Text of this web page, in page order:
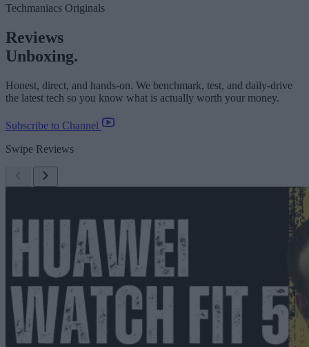
Techmaniacs Originals
Reviews
Unboxing.
Honest, direct, and hands-on. We benchmark, test, and daily-drive
the latest tech so you know what is actually worth your money.
Subscribe to Channel
Swipe Reviews